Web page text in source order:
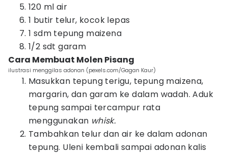
120 ml air
1 butir telur, kocok lepas
1 sdm tepung maizena
1/2 sdt garam
Cara Membuat Molen Pisang
ilustrasi menggilas adonan (pexels.com/Gagan Kaur)
Masukkan tepung terigu, tepung maizena,
margarin, dan garam ke dalam wadah. Aduk
tepung sampai tercampur rata
menggunakan whisk.
Tambahkan telur dan air ke dalam adonan
tepung. Uleni kembali sampai adonan kalis